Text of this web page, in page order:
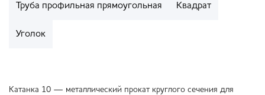
Труба профильная прямоугольная Квадрат
Уголок
Катанка 10 — металлический прокат круглого сечения для